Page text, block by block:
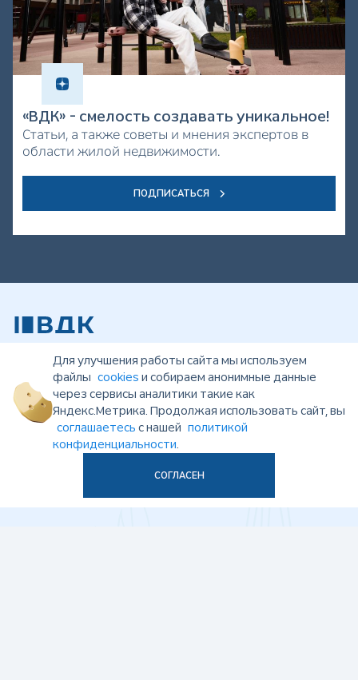
«ВДК» - смелость создавать уникальное!
Статьи, а также советы и мнения экспертов в
области жилой недвижимости.
ПОДПИСАТЬСЯ
8 800 700 47 36
бесплатно по России, пн-пт 9:00-19:00, сб 10:00-17:00
НЕДВИЖИМОСТЬ
ПОКУПАТЕЛЯМ
КВАРТИРЫ
Для улучшения работы сайта мы используем
файлы cookies и собираем анонимные данные
через сервисы аналитики такие как
Яндекс.Метрика. Продолжая использовать сайт, вы
соглашаетесь с нашей политикой
конфиденциальности.
СОГЛАСЕН